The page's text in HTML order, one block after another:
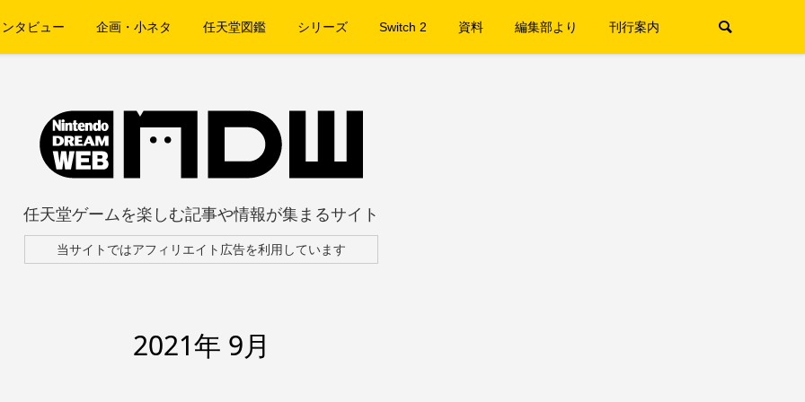
ンタビュー 企画・小ネタ 任天堂図鑑 シリーズ Switch 2 資料 編集部より 刊行案内
任天堂ゲームを楽しむ記事や情報が集まるサイト
当サイトではアフィリエイト広告を利用しています
2021年 9月